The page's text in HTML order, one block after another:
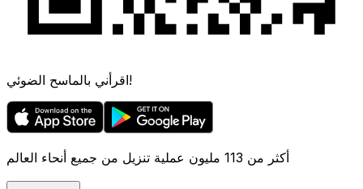
اقرأني بالماسح الضوئي!
أكثر من 113 مليون عملية تنزيل من جميع أنحاء العالم